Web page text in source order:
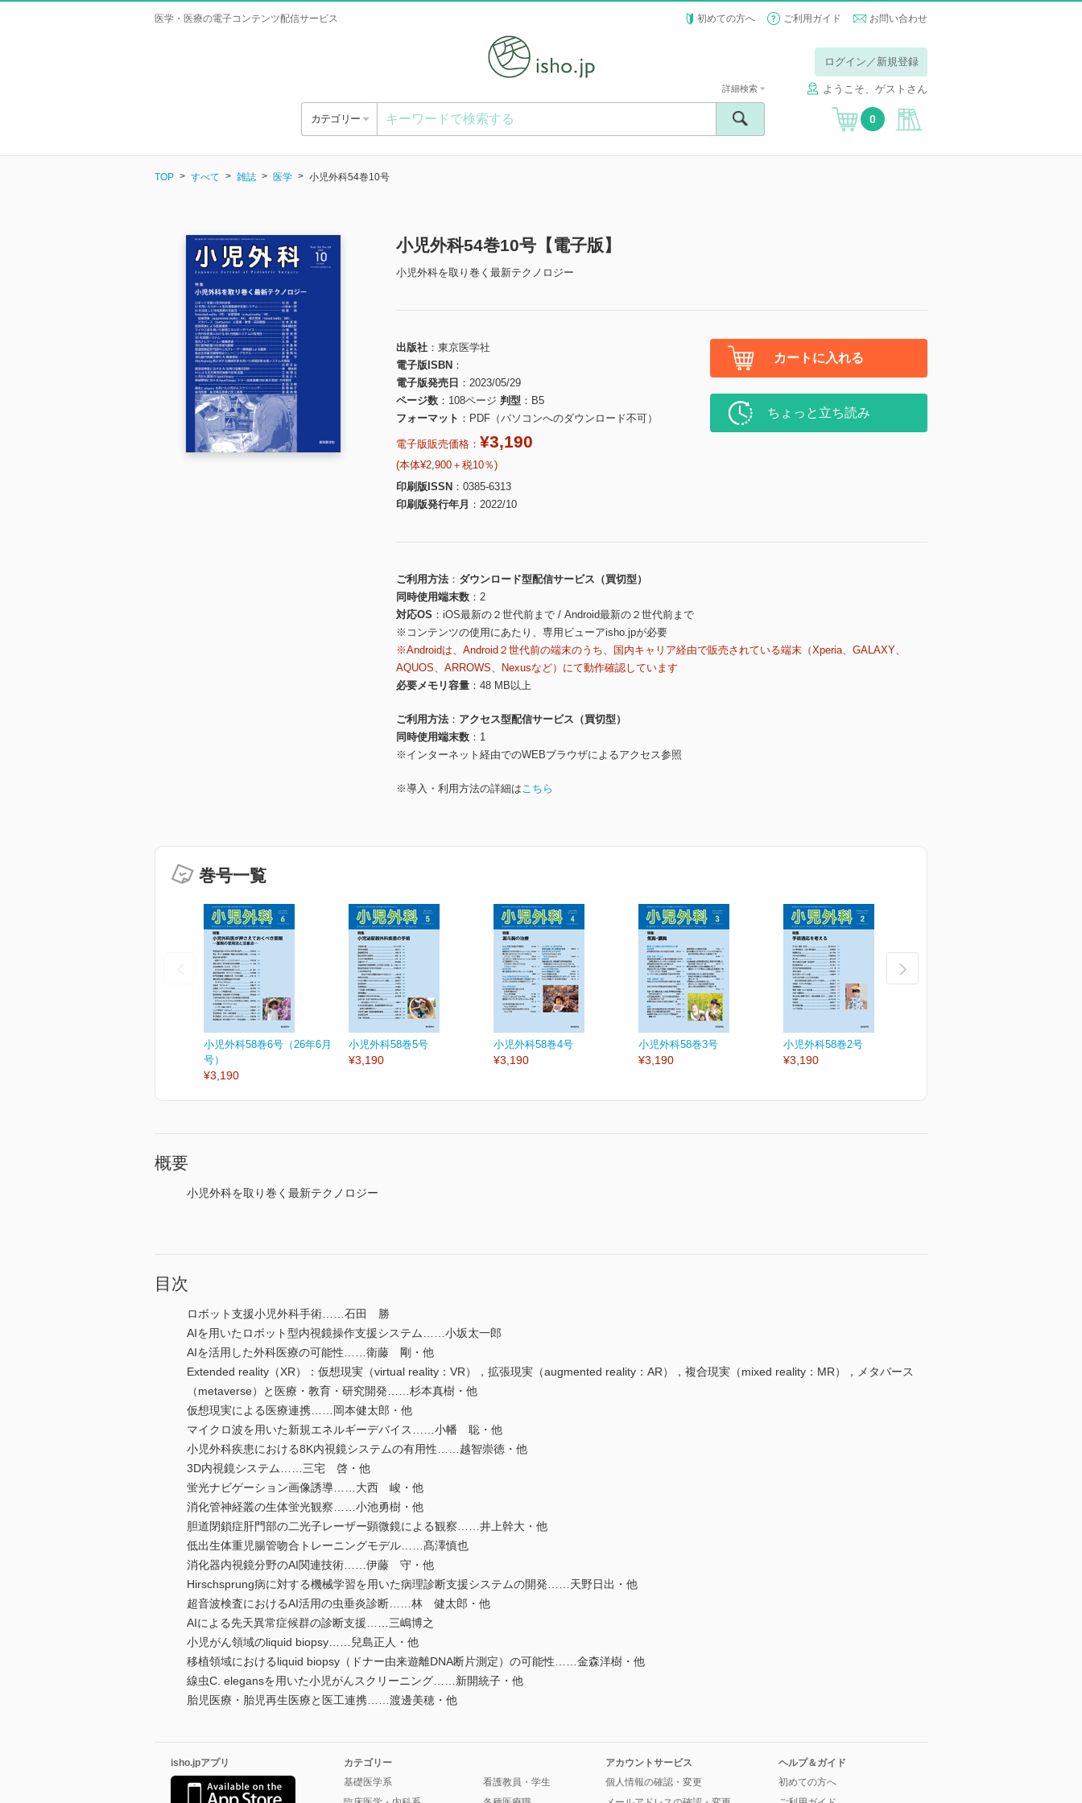
医学・医療の電子コンテンツ配信サービス 初めての方へ ご利用ガイド お問い合わせ
ログイン／新規登録
ようこそ、ゲストさん
カテゴリー
詳細検索
0
TOP すべて 雑誌 医学 小児外科54巻10号
小児外科54巻10号【電子版】
小児外科を取り巻く最新テクノロジー
出版社
東京医学社
電子版ISBN
電子版発売日
2023/05/29
ページ数
108ページ 判型
B5
フォーマット
PDF（パソコンへのダウンロード不可）
電子版販売価格： ¥3,190
(本体¥2,900＋税10％)
印刷版ISSN
0385-6313
印刷版発行年月
2022/10
カートに入れる
ちょっと立ち読み
ご利用方法
ダウンロード型配信サービス（買切型）
同時使用端末数
2
対応OS
iOS最新の２世代前まで / Android最新の２世代前まで
※コンテンツの使用にあたり、専用ビューアisho.jpが必要
※Androidは、Android２世代前の端末のうち、国内キャリア経由で販売されている端末（Xperia、GALAXY、
AQUOS、ARROWS、Nexusなど）にて動作確認しています
必要メモリ容量
48 MB以上
ご利用方法
アクセス型配信サービス（買切型）
同時使用端末数
1
※インターネット経由でのWEBブラウザによるアクセス参照
※導入・利用方法の詳細はこちら
巻号一覧
小児外科58巻6号（26年6月
号）
¥3,190
小児外科58巻5号
¥3,190
小児外科58巻4号
¥3,190
小児外科58巻3号
¥3,190
小児外科58巻2号
¥3,190
概要
小児外科を取り巻く最新テクノロジー
目次
ロボット支援小児外科手術……石田 勝
AIを用いたロボット型内視鏡操作支援システム……小坂太一郎
AIを活用した外科医療の可能性……衛藤 剛・他
Extended reality（XR）：仮想現実（virtual reality：VR），拡張現実（augmented reality：AR），複合現実（mixed reality：MR），メタバース
（metaverse）と医療・教育・研究開発……杉本真樹・他
仮想現実による医療連携……岡本健太郎・他
マイクロ波を用いた新規エネルギーデバイス……小幡 聡・他
小児外科疾患における8K内視鏡システムの有用性……越智崇徳・他
3D内視鏡システム……三宅 啓・他
蛍光ナビゲーション画像誘導……大西 峻・他
消化管神経叢の生体蛍光観察……小池勇樹・他
胆道閉鎖症肝門部の二光子レーザー顕微鏡による観察……井上幹大・他
低出生体重児腸管吻合トレーニングモデル……髙澤慎也
消化器内視鏡分野のAI関連技術……伊藤 守・他
Hirschsprung病に対する機械学習を用いた病理診断支援システムの開発……天野日出・他
超音波検査におけるAI活用の虫垂炎診断……林 健太郎・他
AIによる先天異常症候群の診断支援……三嶋博之
小児がん領域のliquid biopsy……兒島正人・他
移植領域におけるliquid biopsy（ドナー由来遊離DNA断片測定）の可能性……金森洋樹・他
線虫C. elegansを用いた小児がんスクリーニング……新開統子・他
胎児医療・胎児再生医療と医工連携……渡邊美穂・他
isho.jpアプリ
カテゴリー
基礎医学系
看護教員・学生
アカウントサービス
個人情報の確認・変更
ヘルプ＆ガイド
初めての方へ